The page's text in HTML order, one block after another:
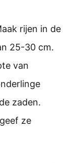
rijen in de
25-30 cm.
van
zaden.
ze